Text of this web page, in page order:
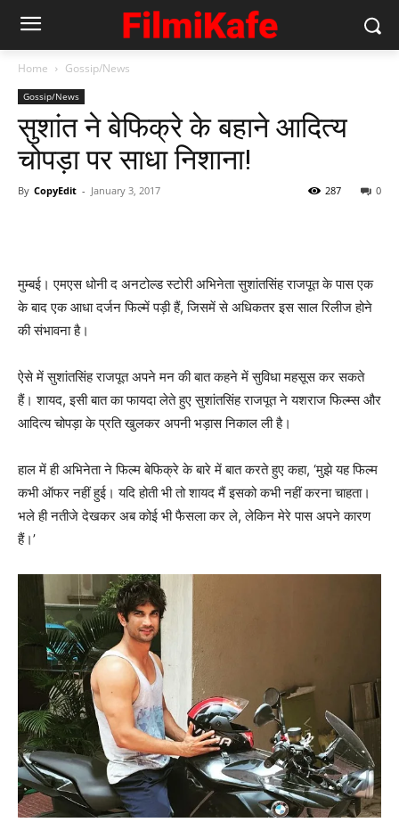
Home Gossip/News
Gossip/News
सुशांत ने बेफिक्रे के बहाने आदित्‍य
चोपड़ा पर साधा निशाना!
By CopyEdit - January 3, 2017 0
287
मुम्‍बई। एमएस धोनी द अनटोल्‍ड स्‍टोरी अभिनेता सुशांतसिंह राजपूत के पास एक
के बाद एक आधा दर्जन फिल्‍में पड़ी हैं, जिसमें से अधिकतर इस साल रिलीज होने
की संभावना है।
ऐसे में सुशांतसिंह राजपूत अपने मन की बात कहने में सुविधा महसूस कर सकते
हैं। शायद, इसी बात का फायदा लेते हुए सुशांतसिंह राजपूत ने यशराज फिल्‍म्‍स और
आदित्‍य चोपड़ा के प्रति खुलकर अपनी भड़ास निकाल ली है।
हाल में ही अभिनेता ने फिल्‍म बेफिक्रे के बारे में बात करते हुए कहा, ‘मुझे यह फिल्‍म
कभी ऑफर नहीं हुई। यदि होती भी तो शायद मैं इसको कभी नहीं करना चाहता।
भले ही नतीजे देखकर अब कोई भी फैसला कर ले, लेकिन मेरे पास अपने कारण
हैं।’